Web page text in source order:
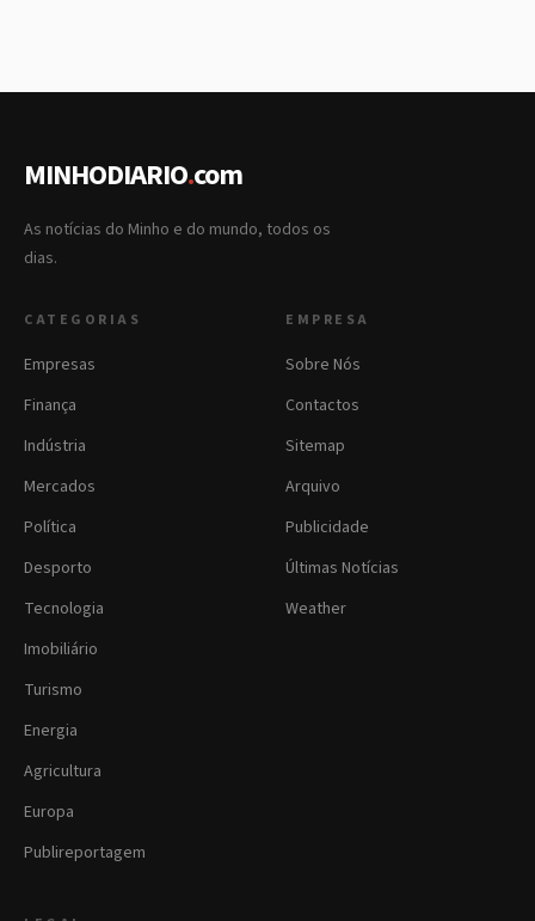
MINHODIARIO.com
As notícias do Minho e do mundo, todos os
dias.
CATEGORIAS
Empresas
Finança
Indústria
Mercados
Política
Desporto
Tecnologia
Imobiliário
Turismo
Energia
Agricultura
Europa
Publireportagem
EMPRESA
Sobre Nós
Contactos
Sitemap
Arquivo
Publicidade
Últimas Notícias
Weather